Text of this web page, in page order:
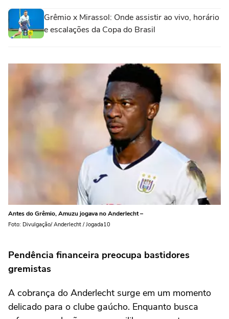
Grêmio x Mirassol: Onde assistir ao vivo, horário
e escalações da Copa do Brasil
Antes do Grêmio, Amuzu jogava no Anderlecht –
Foto: Divulgação/ Anderlecht / Jogada10
Pendência financeira preocupa bastidores
gremistas
A cobrança do Anderlecht surge em um momento
delicado para o clube gaúcho. Enquanto busca